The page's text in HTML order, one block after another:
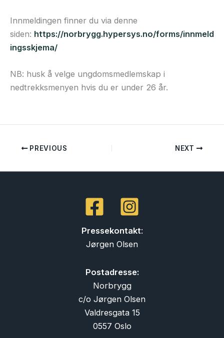
Innmeldingen finner du via denne
siden: https://norbrygg.hypersys.no/forms/innmeld
ingsskjema/
NB: husk å velge ungdomsmedlemskap i
nedtrekksmenyen hvis du er under 26 år.
PREVIOUS NEXT
Pressekontakt:
Jørgen Olsen
Postadresse:
Norbrygg
c/o Jørgen Olsen
Valdresgata 15
0557 Oslo